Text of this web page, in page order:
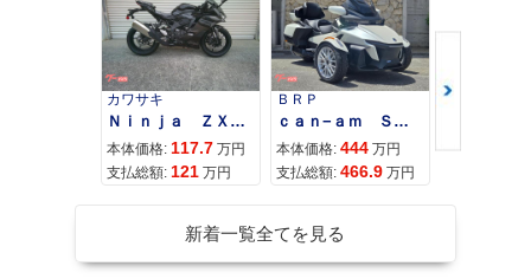
カワサキ
Ｎｉｎｊａ ＺＸ−４Ｒ ＳＥ
本体価格: 117.7 万円
支払総額: 121 万円
ＢＲＰ
ｃａｎ−ａｍ ＳＰＹＤＥＲ ＲＴ ＬＩＭＩＴＥＤ
本体価格: 444 万円
支払総額: 466.9 万円
スズキ
本体価格:
新着一覧全てを見る